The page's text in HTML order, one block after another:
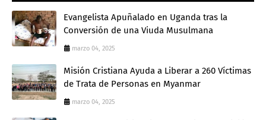
Evangelista Apuñalado en Uganda tras la
Conversión de una Viuda Musulmana
marzo 04, 2025
Misión Cristiana Ayuda a Liberar a 260 Víctimas
de Trata de Personas en Myanmar
marzo 04, 2025